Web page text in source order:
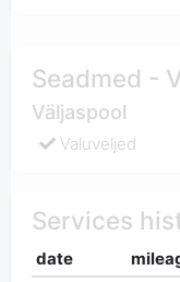
Seadmed -
Väljaspool
Valuveljed
Services
date